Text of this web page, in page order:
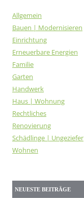
Allgemein
Bauen | Modernisieren
Einrichtung
Erneuerbare Energien
Familie
Garten
Handwerk
Haus | Wohnung
Rechtliches
Renovierung
Schädlinge | Ungeziefer
Wohnen
NEUESTE BEITRÄGE